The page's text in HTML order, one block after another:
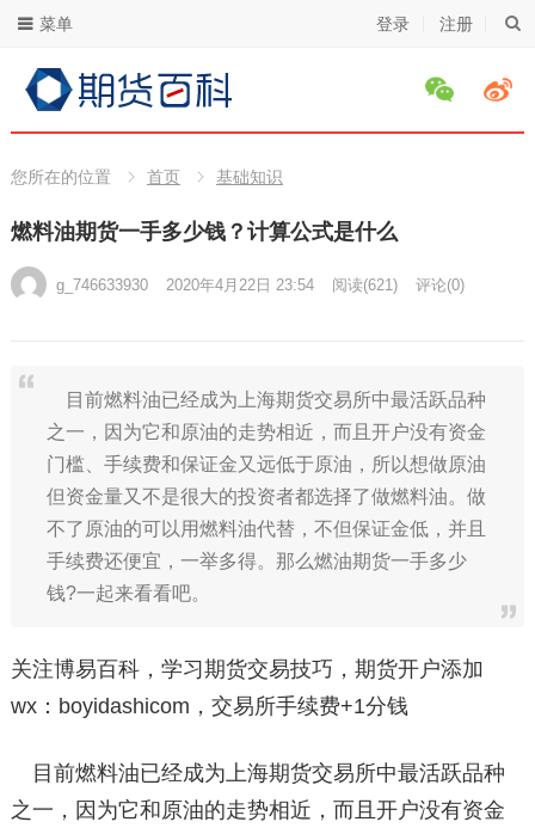
登录 注册
菜单
您所在的位置 首页 基础知识
燃料油期货一手多少钱？计算公式是什么
g_746633930 2020年4月22日 23:54 阅读(621) 评论(0)
目前燃料油已经成为上海期货交易所中最活跃品种
之一，因为它和原油的走势相近，而且开户没有资金
门槛、手续费和保证金又远低于原油，所以想做原油
但资金量又不是很大的投资者都选择了做燃料油。做
不了原油的可以用燃料油代替，不但保证金低，并且
手续费还便宜，一举多得。那么燃油期货一手多少
钱?一起来看看吧。
关注博易百科，学习期货交易技巧，期货开户添加
wx：boyidashicom，交易所手续费+1分钱
目前燃料油已经成为上海期货交易所中最活跃品种
之一，因为它和原油的走势相近，而且开户没有资金